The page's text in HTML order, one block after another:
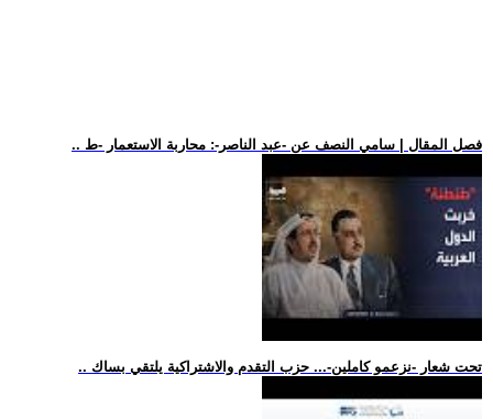
.. فصل المقال | سامي النصف عن -عبد الناصر-: محاربة الاستعمار -ط
.. تحت شعار -نزعمو كاملين-... حزب التقدم والاشتراكية يلتقي بساك